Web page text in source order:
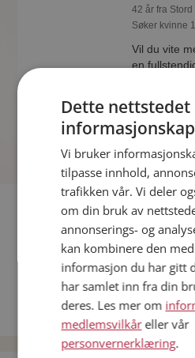
42 år fra Stord
Søker kvinne
Vil du vite
en
Fler single
Flere singlemenn fra Stord:
Kvinner fra Stord
Date kvinner i Norge
Date menn i Norge
Dette
Vi bruker
tilpasse innhold,
trafikken vår. Vi deler
om din bruk av
annonserings- og
kan kombinere den
informasjon du har gitt
har samlet inn fra din
deres. Les mer om
medlemsvilkåreller vår
personvernerklæring.